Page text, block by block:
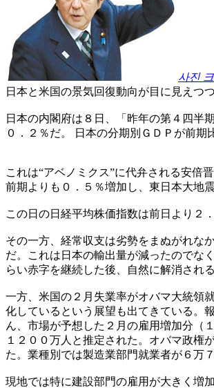
사진
日本と米国の景気回復動向が目に見えつ
日本の内閣府は８日、「昨年の第４四半
０．２％だ。 日本の分期別ＧＤＰが前期
これは“アベノミクス”に代弁される安倍
前期よりも０．５％増加し、東日本大地
この日の日経平均株価指数は前日より２
その一方、経常収支は劣勢をまぬがれな
だ。これは日本の輸出量が減ったのでな
らい赤字を継続した後、自然に解消され
一方、米国の２月失業率がオバマ大統領
化しているという展望も出てきている。
ん、市場が予想した２月の雇用増加分（
１２００万人と推定された。オバマ政権
た。業種別では製造業部門就業者が６万
現地では特に建設部門の雇用が大きく増